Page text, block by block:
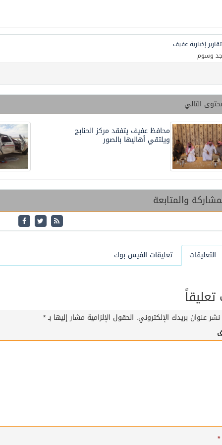
تقارير إخبارية عفيف
وسوم
التالي
محافظ عفيف يتفقد مركز الحنابج
ويلتقي أهاليها بالصور
والمتابعة
التعليقات تعليقات الفيس بوك
عنوان بريدك الإلكتروني. الحقول الإلزامية مشار إليها بـ*
*